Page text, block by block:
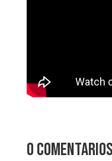
0 comentarios